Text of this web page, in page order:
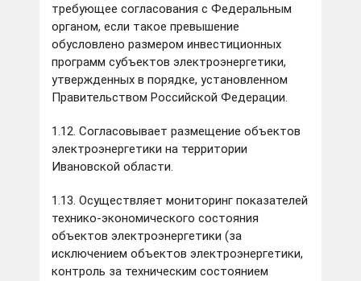
требующее согласования с Федеральным
органом, если такое превышение
обусловлено размером инвестиционных
программ субъектов электроэнергетики,
утвержденных в порядке, установленном
Правительством Российской Федерации.
1.12. Согласовывает размещение объектов
электроэнергетики на территории
Ивановской области.
1.13. Осуществляет мониторинг показателей
технико-экономического состояния
объектов электроэнергетики (за
исключением объектов электроэнергетики,
контроль за техническим состоянием